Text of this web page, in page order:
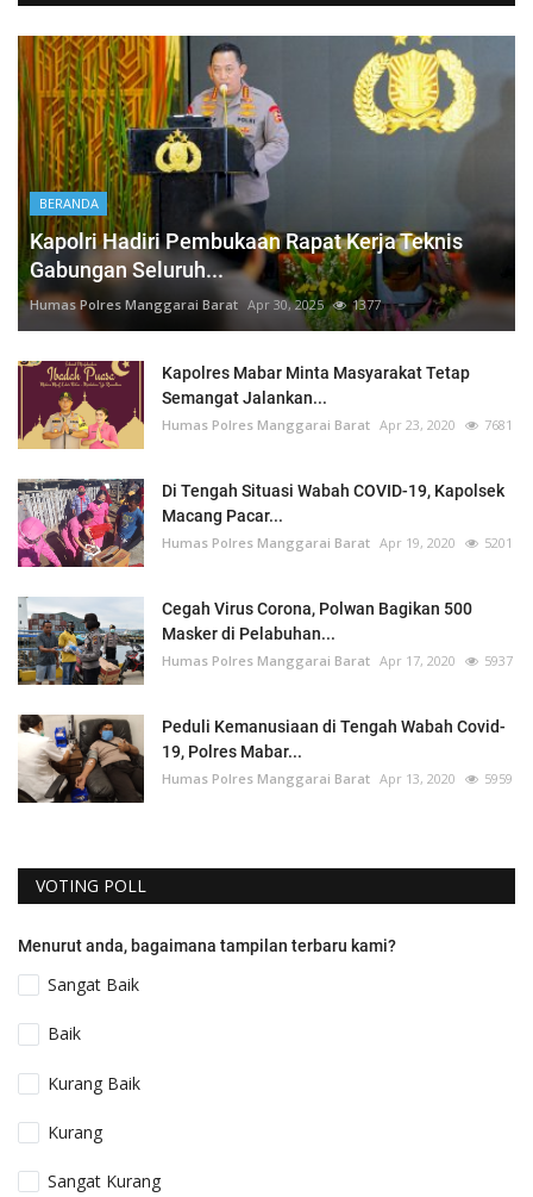
BERANDA
Kapolri Hadiri Pembukaan Rapat Kerja Teknis
Gabungan Seluruh...
Humas Polres Manggarai Barat Apr 30, 2025 1377
Kapolres Mabar Minta Masyarakat Tetap
Semangat Jalankan...
Humas Polres Manggarai Barat Apr 23, 2020 7681
Di Tengah Situasi Wabah COVID-19, Kapolsek
Macang Pacar...
Humas Polres Manggarai Barat Apr 19, 2020 5201
Cegah Virus Corona, Polwan Bagikan 500
Masker di Pelabuhan...
Humas Polres Manggarai Barat Apr 17, 2020 5937
Peduli Kemanusiaan di Tengah Wabah Covid-
19, Polres Mabar...
Humas Polres Manggarai Barat Apr 13, 2020 5959
VOTING POLL
Menurut anda, bagaimana tampilan terbaru kami?
Sangat Baik
Baik
Kurang Baik
Kurang
Sangat Kurang